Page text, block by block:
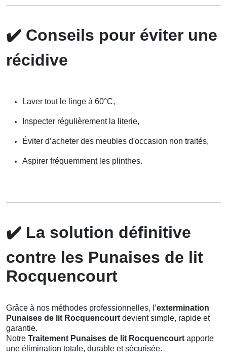
✔️ Conseils pour éviter une
récidive
Laver tout le linge à 60°C,
Inspecter régulièrement la literie,
Éviter d’acheter des meubles d'occasion non traités,
Aspirer fréquemment les plinthes.
✔️ La solution définitive
contre les Punaises de lit
Rocquencourt
Grâce à nos méthodes professionnelles, l’extermination
Punaises de lit Rocquencourtdevient simple, rapide et
garantie.
Notre Traitement Punaises de lit Rocquencourtapporte
une élimination totale, durable et sécurisée.